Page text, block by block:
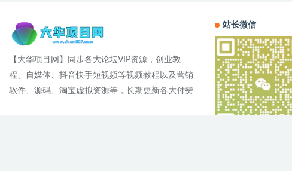
【大华项目网】同步各大论坛VIP资源，创业教
程、自媒体、抖音快手短视频等视频教程以及营销
软件、源码、淘宝虚拟资源等，长期更新各大付费
站长微信